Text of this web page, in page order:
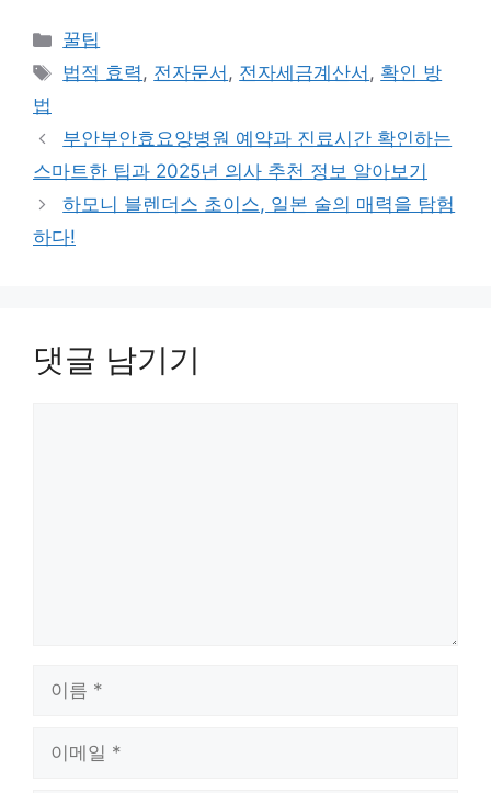
카
테
꿀팁
태
법적 효력, 전자문서 , 전자세금계산서 , 확인 방
법
부안부안효요양병원 예약과 진료시간 확인하는
스마트한 팁과 2025년 의사 추천 정보 알아보기
하모니 블렌더스 초이스, 일본 술의 매력을 탐험
하다!
댓글 남기기